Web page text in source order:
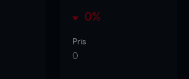
0%
Pris
0